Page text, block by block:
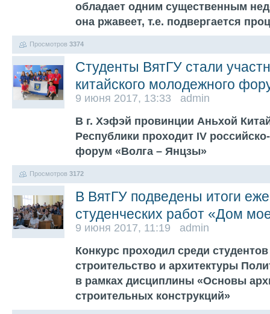
обладает одним существенным
она ржавеет, т.е. подвергается
Просмотров 3374
Студенты ВятГУ стали
китайского молодежного
9 июня 2017, 13:33 admin
В г. Хэфэй провинции Аньхой
Республики проходит IV
форум «Волга – Янцзы»
Просмотров 3172
В ВятГУ подведены итоги
студенческих работ «Дом
9 июня 2017, 11:19 admin
Конкурс проходил среди
строительство и архитектуры
в рамках дисциплины «Основы
строительных конструкций»